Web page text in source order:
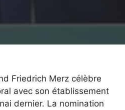
Friedrich Merz célèbre
avec son établissement
dernier. La nomination